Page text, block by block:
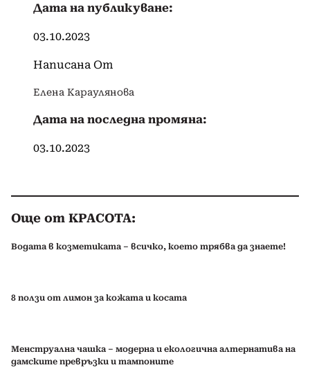
Дата на публикуване:
03.10.2023
Написана От
Елена Караулянова
Дата на последна промяна:
03.10.2023
Още от КРАСОТА:
Водата в козметиката – всичко, което трябва да знаете!
8 ползи от лимон за кожата и косата
Менструална чашка – модерна и екологична алтернатива на
дамските превръзки и тампоните